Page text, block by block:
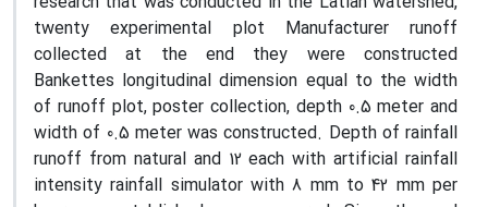
twenty experimental plot Manufacturer runoff
collected at the end they were constructed
Bankettes longitudinal dimension equal to the width
of runoff plot, poster collection, depth 0.5 meter and
width of 0.5 meter was constructed. Depth of rainfall
runoff from natural and 12 each with artificial rainfall
intensity rainfall simulator with 8 mm to 42 mm per